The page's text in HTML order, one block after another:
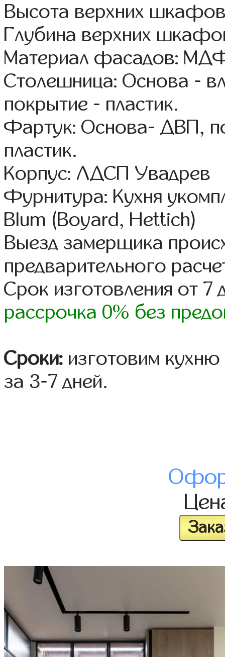
Высота верхних
Глубина верхних
Материал фасадов:
Столешница: Основа -
покрытие - пластик.
Фартук: Основа- ДВП,
пластик.
Корпус: ЛДСП Увадрев
Фурнитура: Кухня
Blum (Boyard, Hettich)
Выезд замерщика
предварительного
Срок изготовления от 7
рассрочка 0% без
Сроки: изготовим
за 3-7 дней.